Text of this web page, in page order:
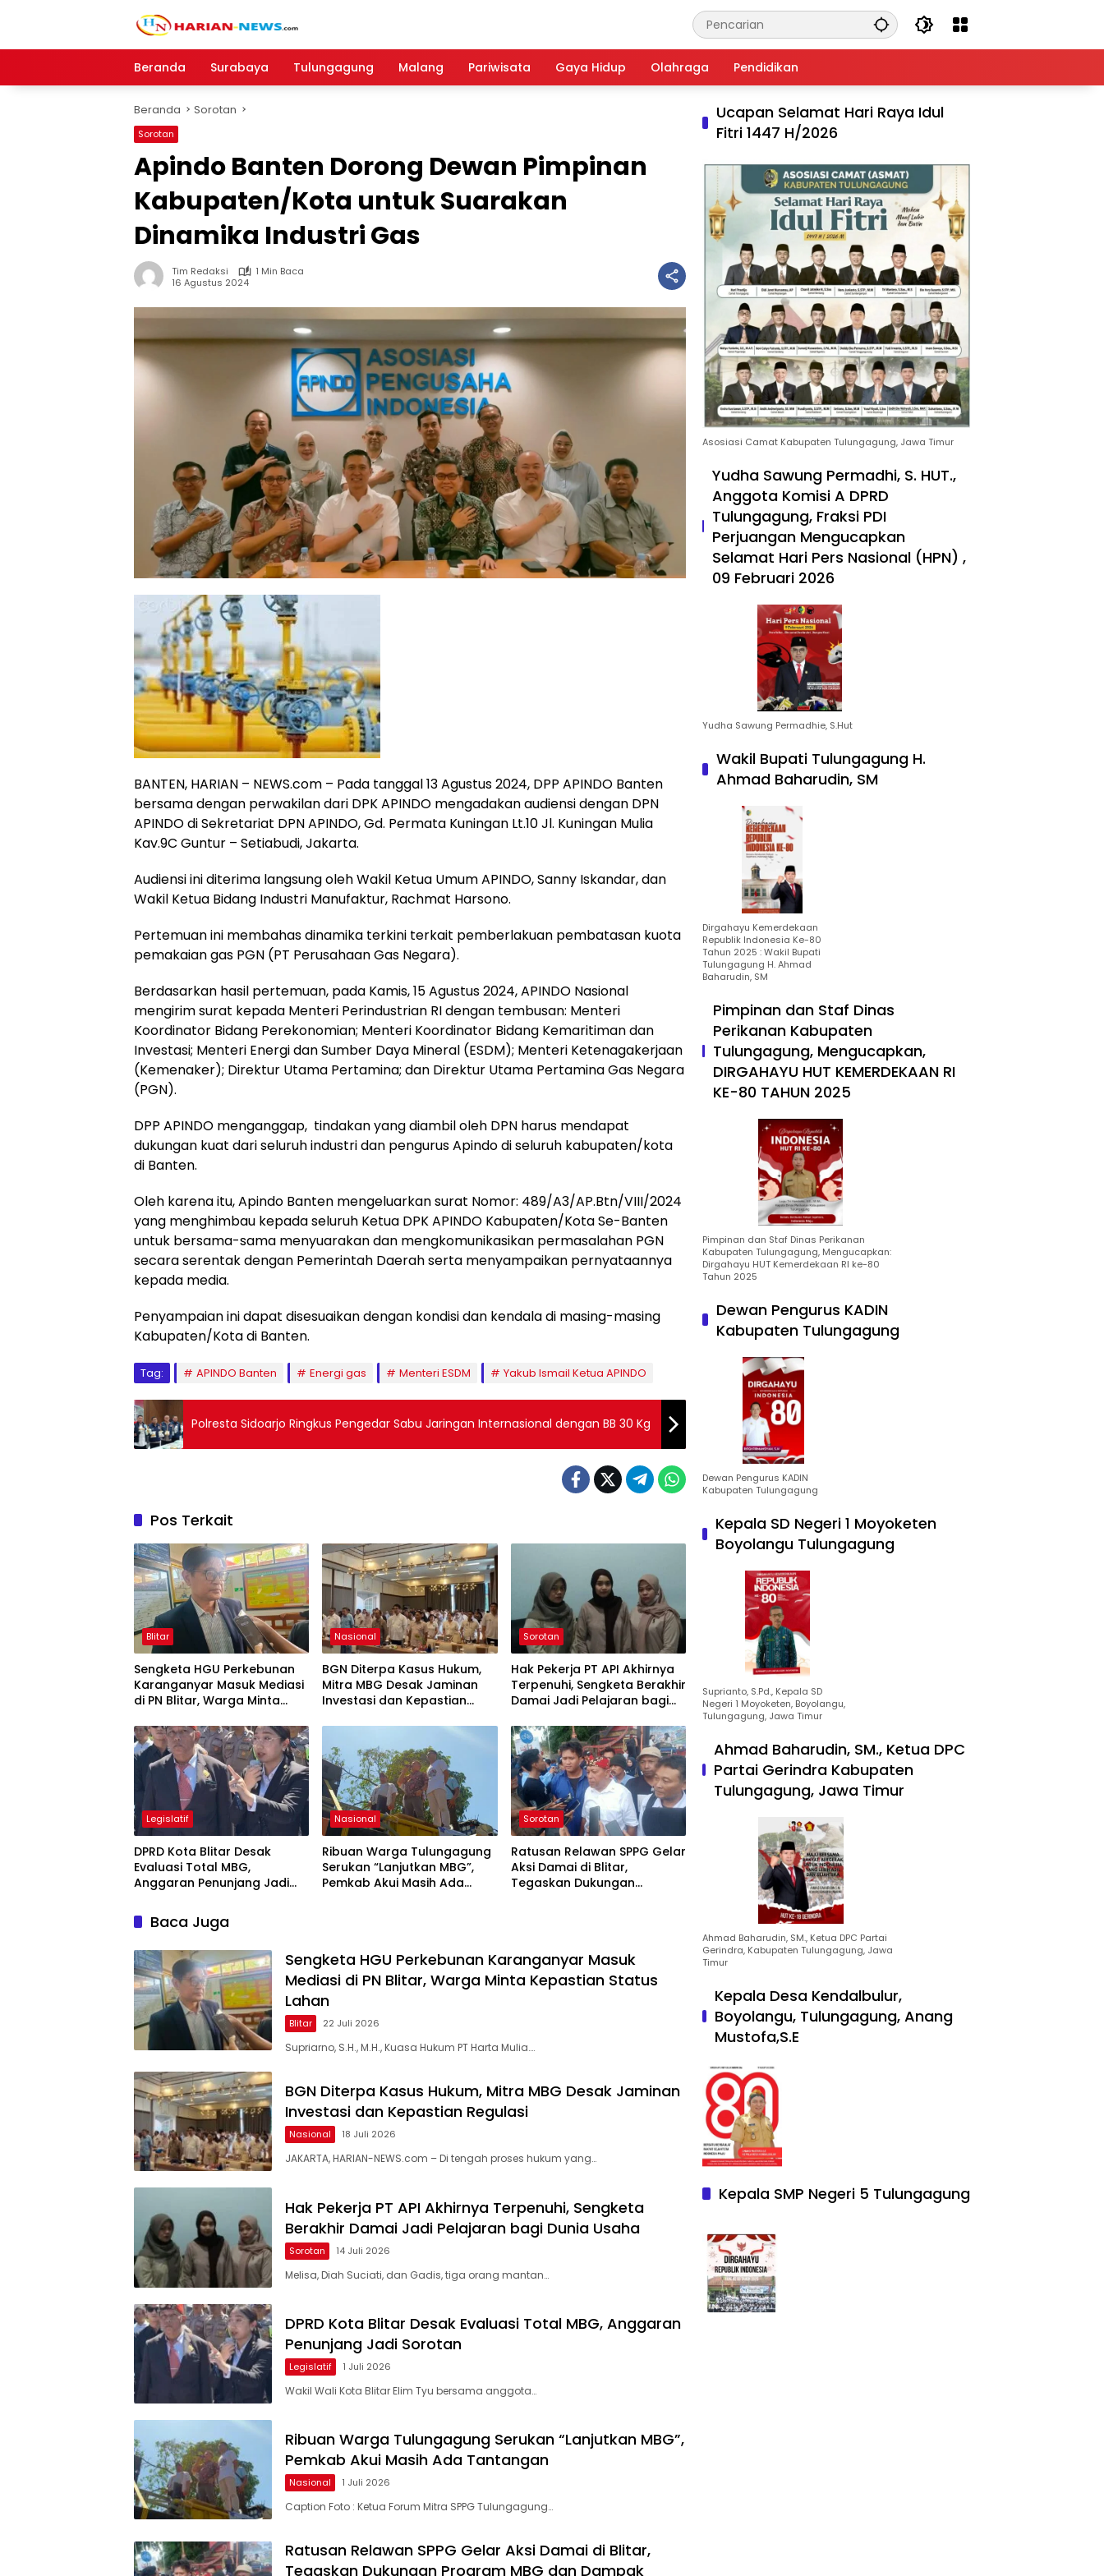
Beranda
Surabaya Tulungagung Malang Pariwisata Gaya Hidup Olahraga Pendidikan
Beranda Sorotan
Sorotan
Apindo Banten Dorong Dewan Pimpinan
Kabupaten/Kota untuk Suarakan
Dinamika Industri Gas
Tim Redaksi
1 Min Baca
16 Agustus 2024
BANTEN, HARIAN – NEWS.com – Pada tanggal 13 Agustus 2024, DPP APINDO Banten
bersama dengan perwakilan dari DPK APINDO mengadakan audiensi dengan DPN
APINDO di Sekretariat DPN APINDO, Gd. Permata Kuningan Lt.10 Jl. Kuningan Mulia
Kav.9C Guntur – Setiabudi, Jakarta.
Audiensi ini diterima langsung oleh Wakil Ketua Umum APINDO, Sanny Iskandar, dan
Wakil Ketua Bidang Industri Manufaktur, Rachmat Harsono.
Pertemuan ini membahas dinamika terkini terkait pemberlakuan pembatasan kuota
pemakaian gas PGN (PT Perusahaan Gas Negara).
Berdasarkan hasil pertemuan, pada Kamis, 15 Agustus 2024, APINDO Nasional
mengirim surat kepada Menteri Perindustrian RI dengan tembusan: Menteri
Koordinator Bidang Perekonomian; Menteri Koordinator Bidang Kemaritiman dan
Investasi; Menteri Energi dan Sumber Daya Mineral (ESDM); Menteri Ketenagakerjaan
(Kemenaker); Direktur Utama Pertamina; dan Direktur Utama Pertamina Gas Negara
(PGN).
DPP APINDO menganggap, tindakan yang diambil oleh DPN harus mendapat
dukungan kuat dari seluruh industri dan pengurus Apindo di seluruh kabupaten/kota
di Banten.
Oleh karena itu, Apindo Banten mengeluarkan surat Nomor: 489/A3/AP.Btn/VIII/2024
yang menghimbau kepada seluruh Ketua DPK APINDO Kabupaten/Kota Se-Banten
untuk bersama-sama menyuarakan dan mengkomunikasikan permasalahan PGN
secara serentak dengan Pemerintah Daerah serta menyampaikan pernyataannya
kepada media.
Penyampaian ini dapat disesuaikan dengan kondisi dan kendala di masing-masing
Kabupaten/Kota di Banten.
Tag: APINDO Banten Energi gas Menteri ESDM Yakub Ismail Ketua APINDO
Polresta Sidoarjo Ringkus Pengedar Sabu Jaringan Internasional dengan BB 30 Kg
Pos Terkait
Blitar
Sengketa HGU Perkebunan
Karanganyar Masuk Mediasi
di PN Blitar, Warga Minta
Nasional
BGN Diterpa Kasus Hukum,
Mitra MBG Desak Jaminan
Investasi dan Kepastian
Sorotan
Hak Pekerja PT API Akhirnya
Terpenuhi, Sengketa Berakhir
Damai Jadi Pelajaran bagi
Legislatif
DPRD Kota Blitar Desak
Evaluasi Total MBG,
Anggaran Penunjang Jadi
Nasional
Ribuan Warga Tulungagung
Serukan “Lanjutkan MBG”,
Pemkab Akui Masih Ada
Sorotan
Ratusan Relawan SPPG Gelar
Aksi Damai di Blitar,
Tegaskan Dukungan
Baca Juga
Sengketa HGU Perkebunan Karanganyar Masuk
Mediasi di PN Blitar, Warga Minta Kepastian Status
Lahan
Blitar 22 Juli 2026
Supriarno, S.H., M.H., Kuasa Hukum PT Harta Mulia….
BGN Diterpa Kasus Hukum, Mitra MBG Desak Jaminan
Investasi dan Kepastian Regulasi
Nasional 18 Juli 2026
JAKARTA, HARIAN-NEWS.com – Di tengah proses hukum yang…
Hak Pekerja PT API Akhirnya Terpenuhi, Sengketa
Berakhir Damai Jadi Pelajaran bagi Dunia Usaha
Sorotan 14 Juli 2026
Melisa, Diah Suciati, dan Gadis, tiga orang mantan…
DPRD Kota Blitar Desak Evaluasi Total MBG, Anggaran
Penunjang Jadi Sorotan
Legislatif 1 Juli 2026
Wakil Wali Kota Blitar Elim Tyu bersama anggota…
Ribuan Warga Tulungagung Serukan “Lanjutkan MBG”,
Pemkab Akui Masih Ada Tantangan
Nasional 1 Juli 2026
Caption Foto : Ketua Forum Mitra SPPG Tulungagung…
Ratusan Relawan SPPG Gelar Aksi Damai di Blitar,
Tegaskan Dukungan Program MBG dan Dampak
Ucapan Selamat Hari Raya Idul
Fitri 1447 H/2026
Asosiasi Camat Kabupaten Tulungagung, Jawa Timur
Yudha Sawung Permadhi, S. HUT.,
Anggota Komisi A DPRD
Tulungagung, Fraksi PDI
Perjuangan Mengucapkan
Selamat Hari Pers Nasional (HPN) ,
09 Februari 2026
Yudha Sawung Permadhie, S.Hut
Wakil Bupati Tulungagung H.
Ahmad Baharudin, SM
Dirgahayu Kemerdekaan
Republik Indonesia Ke-80
Tahun 2025 : Wakil Bupati
Tulungagung H. Ahmad
Baharudin, SM
Pimpinan dan Staf Dinas
Perikanan Kabupaten
Tulungagung, Mengucapkan,
DIRGAHAYU HUT KEMERDEKAAN RI
KE-80 TAHUN 2025
Pimpinan dan Staf Dinas Perikanan
Kabupaten Tulungagung, Mengucapkan:
Dirgahayu HUT Kemerdekaan RI ke-80
Tahun 2025
Dewan Pengurus KADIN
Kabupaten Tulungagung
Dewan Pengurus KADIN
Kabupaten Tulungagung
Kepala SD Negeri 1 Moyoketen
Boyolangu Tulungagung
Suprianto, S.Pd., Kepala SD
Negeri 1 Moyoketen, Boyolangu,
Tulungagung, Jawa Timur
Ahmad Baharudin, SM., Ketua DPC
Partai Gerindra Kabupaten
Tulungagung, Jawa Timur
Ahmad Baharudin, SM., Ketua DPC Partai
Gerindra, Kabupaten Tulungagung, Jawa
Timur
Kepala Desa Kendalbulur,
Boyolangu, Tulungagung, Anang
Mustofa,S.E
Kepala SMP Negeri 5 Tulungagung